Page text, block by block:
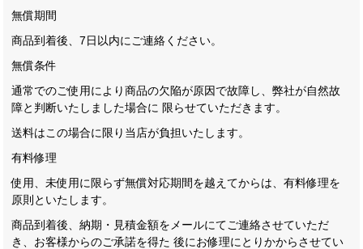
無償期間
商品到着後、7日以内にご連絡ください。
無償条件
通常でのご使用により商品の欠陥が原因で故障し、弊社が自然故
障と判断いたしました場合に 限らせていただきます。
送料はこの場合に限り当店が負担いたします。
有料修理
使用、未使用に限らず無償対応期間を越えてからは、有料修理を
原則といたします。
商品到着後、納期・見積金額をメールにてご連絡させていただ
き、お客様からのご承諾を得た 後にお修理にとりかからさせてい